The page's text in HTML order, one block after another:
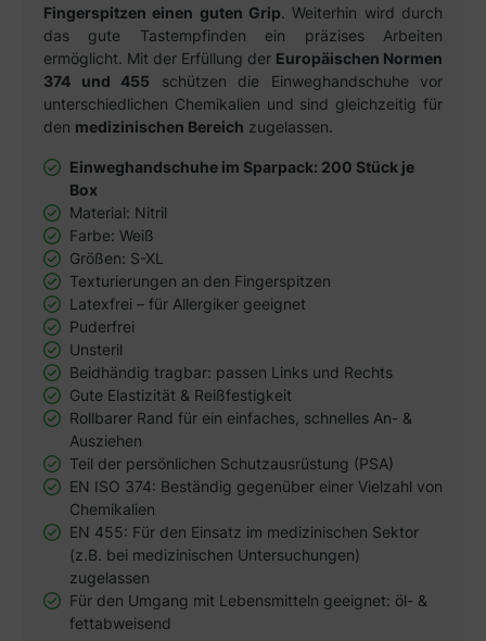
Fingerspitzen einen guten Grip. Weiterhin wird durch
das gute Tastempfinden ein präzises Arbeiten
ermöglicht. Mit der Erfüllung der Europäischen Normen
374 und 455 schützen die Einweghandschuhe vor
unterschiedlichen Chemikalien und sind gleichzeitig für
den medizinischen Bereich zugelassen.
Einweghandschuhe im Sparpack: 200 Stück je
Box
Material: Nitril
Farbe: Weiß
Größen: S-XL
Texturierungen an den Fingerspitzen
Latexfrei – für Allergiker geeignet
Puderfrei
Unsteril
Beidhändig tragbar: passen Links und Rechts
Gute Elastizität & Reißfestigkeit
Rollbarer Rand für ein einfaches, schnelles An- &
Ausziehen
Teil der persönlichen Schutzausrüstung (PSA)
EN ISO 374: Beständig gegenüber einer Vielzahl von
Chemikalien
EN 455: Für den Einsatz im medizinischen Sektor
(z.B. bei medizinischen Untersuchungen)
zugelassen
Für den Umgang mit Lebensmitteln geeignet: öl- &
fettabweisend